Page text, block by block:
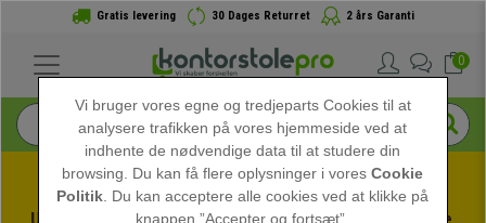
Gratis levering 30 Dages Returret 2 års Garanti
0
Udnyt sommerudsalget hos kontorstolepro! Eksklusive
Vi bruger vores egne og tredjeparts Cookies til at
analysere trafikken på vores hjemmeside ved at
indhente de nødvendige data til at studere din
browsing. Du kan få flere oplysninger i voresCookie
Politik . Du kan acceptere alle cookies ved at klikke på
knappen ”Accepter og fortsæt”.